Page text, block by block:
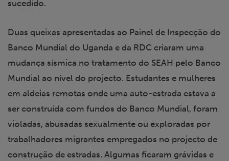
sucedido.
Duas queixas apresentadas ao Painel de Inspecção do
Banco Mundial do Uganda e da RDC criaram uma
mudança sísmica no tratamento do SEAH pelo Banco
Mundial ao nível do projecto. Estudantes e mulheres
em aldeias remotas onde uma auto-estrada estava a
ser construída com fundos do Banco Mundial, foram
violadas, abusadas sexualmente ou exploradas por
trabalhadores migrantes empregados no projecto de
construção de estradas. Algumas ficaram grávidas e